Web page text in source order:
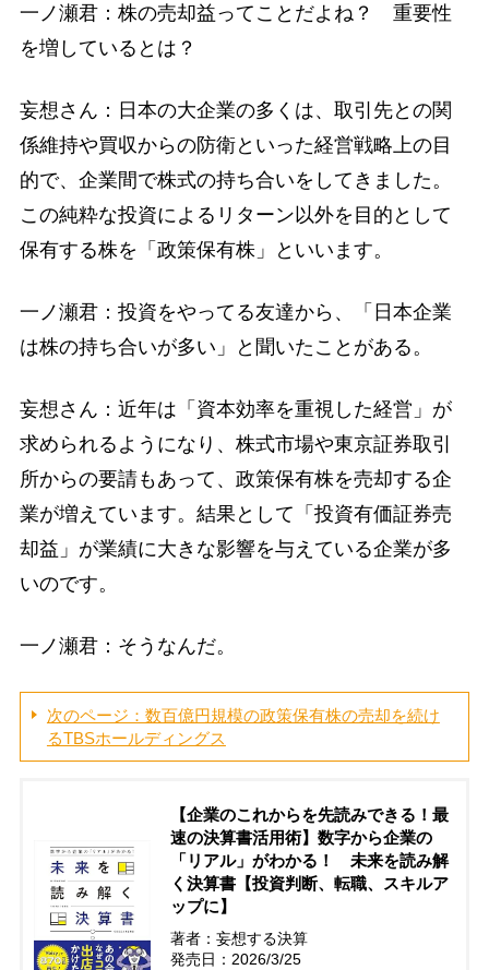
一ノ瀬君：株の売却益ってことだよね？ 重要性
を増しているとは？
妄想さん：日本の大企業の多くは、取引先との関
係維持や買収からの防衛といった経営戦略上の目
的で、企業間で株式の持ち合いをしてきました。
この純粋な投資によるリターン以外を目的として
保有する株を「政策保有株」といいます。
一ノ瀬君：投資をやってる友達から、「日本企業
は株の持ち合いが多い」と聞いたことがある。
妄想さん：近年は「資本効率を重視した経営」が
求められるようになり、株式市場や東京証券取引
所からの要請もあって、政策保有株を売却する企
業が増えています。結果として「投資有価証券売
却益」が業績に大きな影響を与えている企業が多
いのです。
一ノ瀬君：そうなんだ。
次のページ：数百億円規模の政策保有株の売却を続け
るTBSホールディングス
【企業のこれからを先読みできる！最
速の決算書活用術】数字から企業の
「リアル」がわかる！ 未来を読み解
く決算書【投資判断、転職、スキルア
ップに】
著者：妄想する決算
発売日：2026/3/25